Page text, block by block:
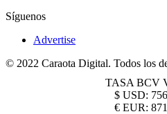
Síguenos
Advertise
© 2022 Caraota Digital. Todos los
TASA BCV
$ USD:
€ EUR: